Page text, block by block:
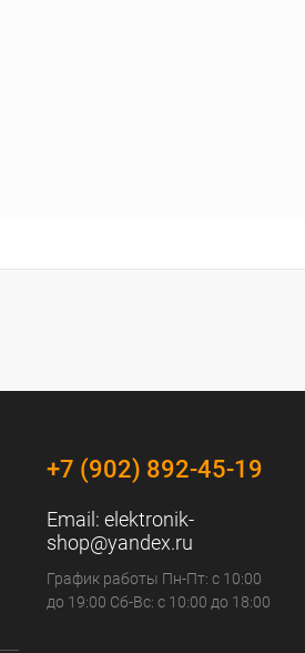
+7 (902) 892-45-19
Email: elektronik-
shop@yandex.ru
График работы Пн-Пт: с 10:00
до 19:00 Сб-Вс: с 10:00 до 18:00